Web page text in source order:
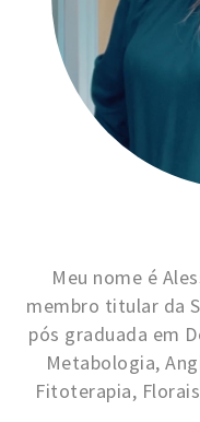
Meu nome é
membro titular da
pós graduada em
Metabologia,
Fitoterapia,